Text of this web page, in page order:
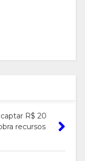
R$ 20
recursos